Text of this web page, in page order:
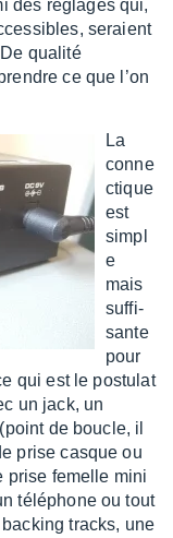
des réglages qui,
seraient
qualité
ce que l’on
La
conne
c­tique
est
simpl
e
mais
suffi­
sante
pour
qui est le postu­lat
un jack, un
de boucle, il
prise casque ou
prise femelle mini
télé­phone ou tout
tracks, une